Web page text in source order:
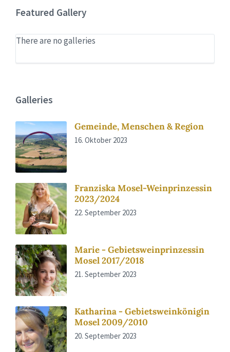
Featured Gallery
There are no galleries
Galleries
Gemeinde, Menschen & Region
16. Oktober 2023
Franziska Mosel-Weinprinzessin
2023/2024
22. September 2023
Marie - Gebietsweinprinzessin
Mosel 2017/2018
21. September 2023
Katharina - Gebietsweinkönigin
Mosel 2009/2010
20. September 2023